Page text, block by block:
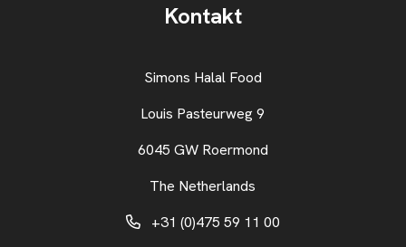
Kontakt
Simons Halal Food
Louis Pasteurweg 9
6045 GW Roermond
The Netherlands
+31 (0)475 59 11 00